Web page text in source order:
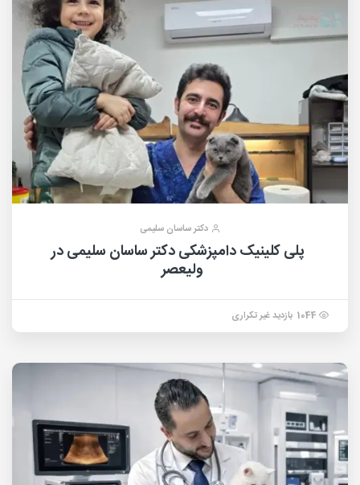
دکتر ساسان سلیمی
پلی کلینیک دامپزشکی دکتر ساسان سلیمی در
ولیعصر
1044 بازدید غیر تکراری